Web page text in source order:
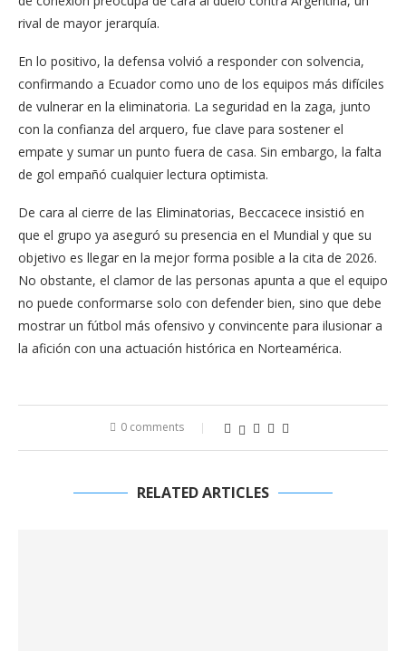
rival de mayor jerarquía.
En lo positivo, la defensa volvió a responder con solvencia,
confirmando a Ecuador como uno de los equipos más difíciles
de vulnerar en la eliminatoria. La seguridad en la zaga, junto
con la confianza del arquero, fue clave para sostener el
empate y sumar un punto fuera de casa. Sin embargo, la falta
de gol empañó cualquier lectura optimista.
De cara al cierre de las Eliminatorias, Beccacece insistió en
que el grupo ya aseguró su presencia en el Mundial y que su
objetivo es llegar en la mejor forma posible a la cita de 2026.
No obstante, el clamor de las personas apunta a que el equipo
no puede conformarse solo con defender bien, sino que debe
mostrar un fútbol más ofensivo y convincente para ilusionar a
la afición con una actuación histórica en Norteamérica.
0 comments
RELATED ARTICLES